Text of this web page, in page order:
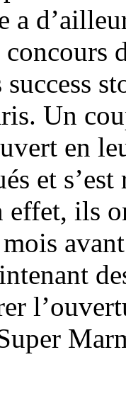
a
Un
en
et
effet, ils